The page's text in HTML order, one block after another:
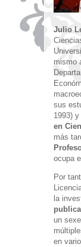
Julio
mismo
sus
1993)
en
más
ocupa
Por
la
un
en